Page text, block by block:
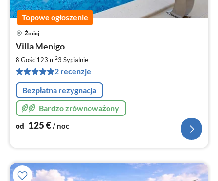
Topowe ogłoszenie
Žminj
Villa Menigo
8 Gości123 m23 Sypialnie
2 recenzje
Bezpłatna rezygnacja
Bardzo zrównoważony
od 125€/ noc